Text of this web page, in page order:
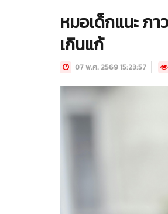
หมอเด็กแนะ ภ
เกินแก้
07 พ.ค. 2569 15:23:57